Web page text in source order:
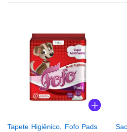
Tapete Higiênico, Fofo Pads